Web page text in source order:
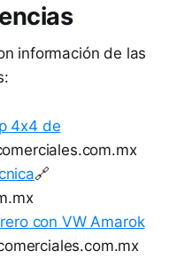
información de las
4x4 de
🔗
con VW Amarok